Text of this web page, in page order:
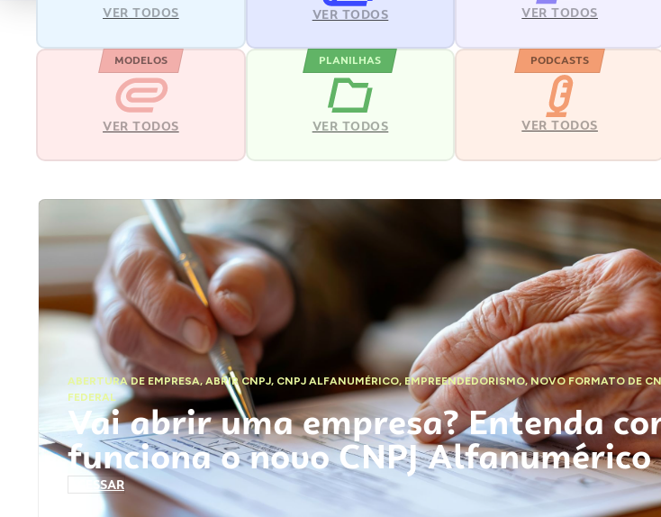
VER TODOS VER TODOS VER TODOS
MODELOS
VER TODOS
PLANILHAS
VER TODOS
PODCASTS
VER TODOS
ABERTURA DE EMPRESA,ABRIR CNPJ, CNPJ ALFANUMÉRICO, EMPREENDEDORISMO,NOVO FORMATO DE
FEDERAL
Vai abrir uma empresa? Entenda
funciona o novo CNPJ Alfanumérico
ACESSAR